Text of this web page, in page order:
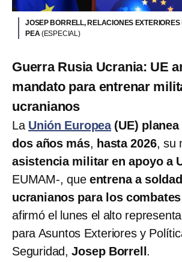
JOSEP BORRELL, RELACIONES
PEA(ESPECIAL)
Guerra Rusia Ucrania: UE
mandato para entrenar
ucranianos
La Unión Europea(UE)
dos años más, hasta 2026, su
asistencia militar en apoyo a
EUMAM-, que entrena a
ucranianos para los
afirmó el lunes el alto
para Asuntos Exteriores y
Seguridad,Josep Borrell .